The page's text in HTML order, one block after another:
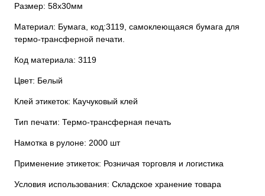
Размер: 58х30мм
Материал: Бумага, код:3119, самоклеющаяся бумага для
термо-трансферной печати.
Код материала: 3119
Цвет: Белый
Клей этикеток: Каучуковый клей
Тип печати: Термо-трансферная печать
Намотка в рулоне: 2000 шт
Применение этикеток: Розничая торговля и логистика
Условия использования: Складское хранение товара